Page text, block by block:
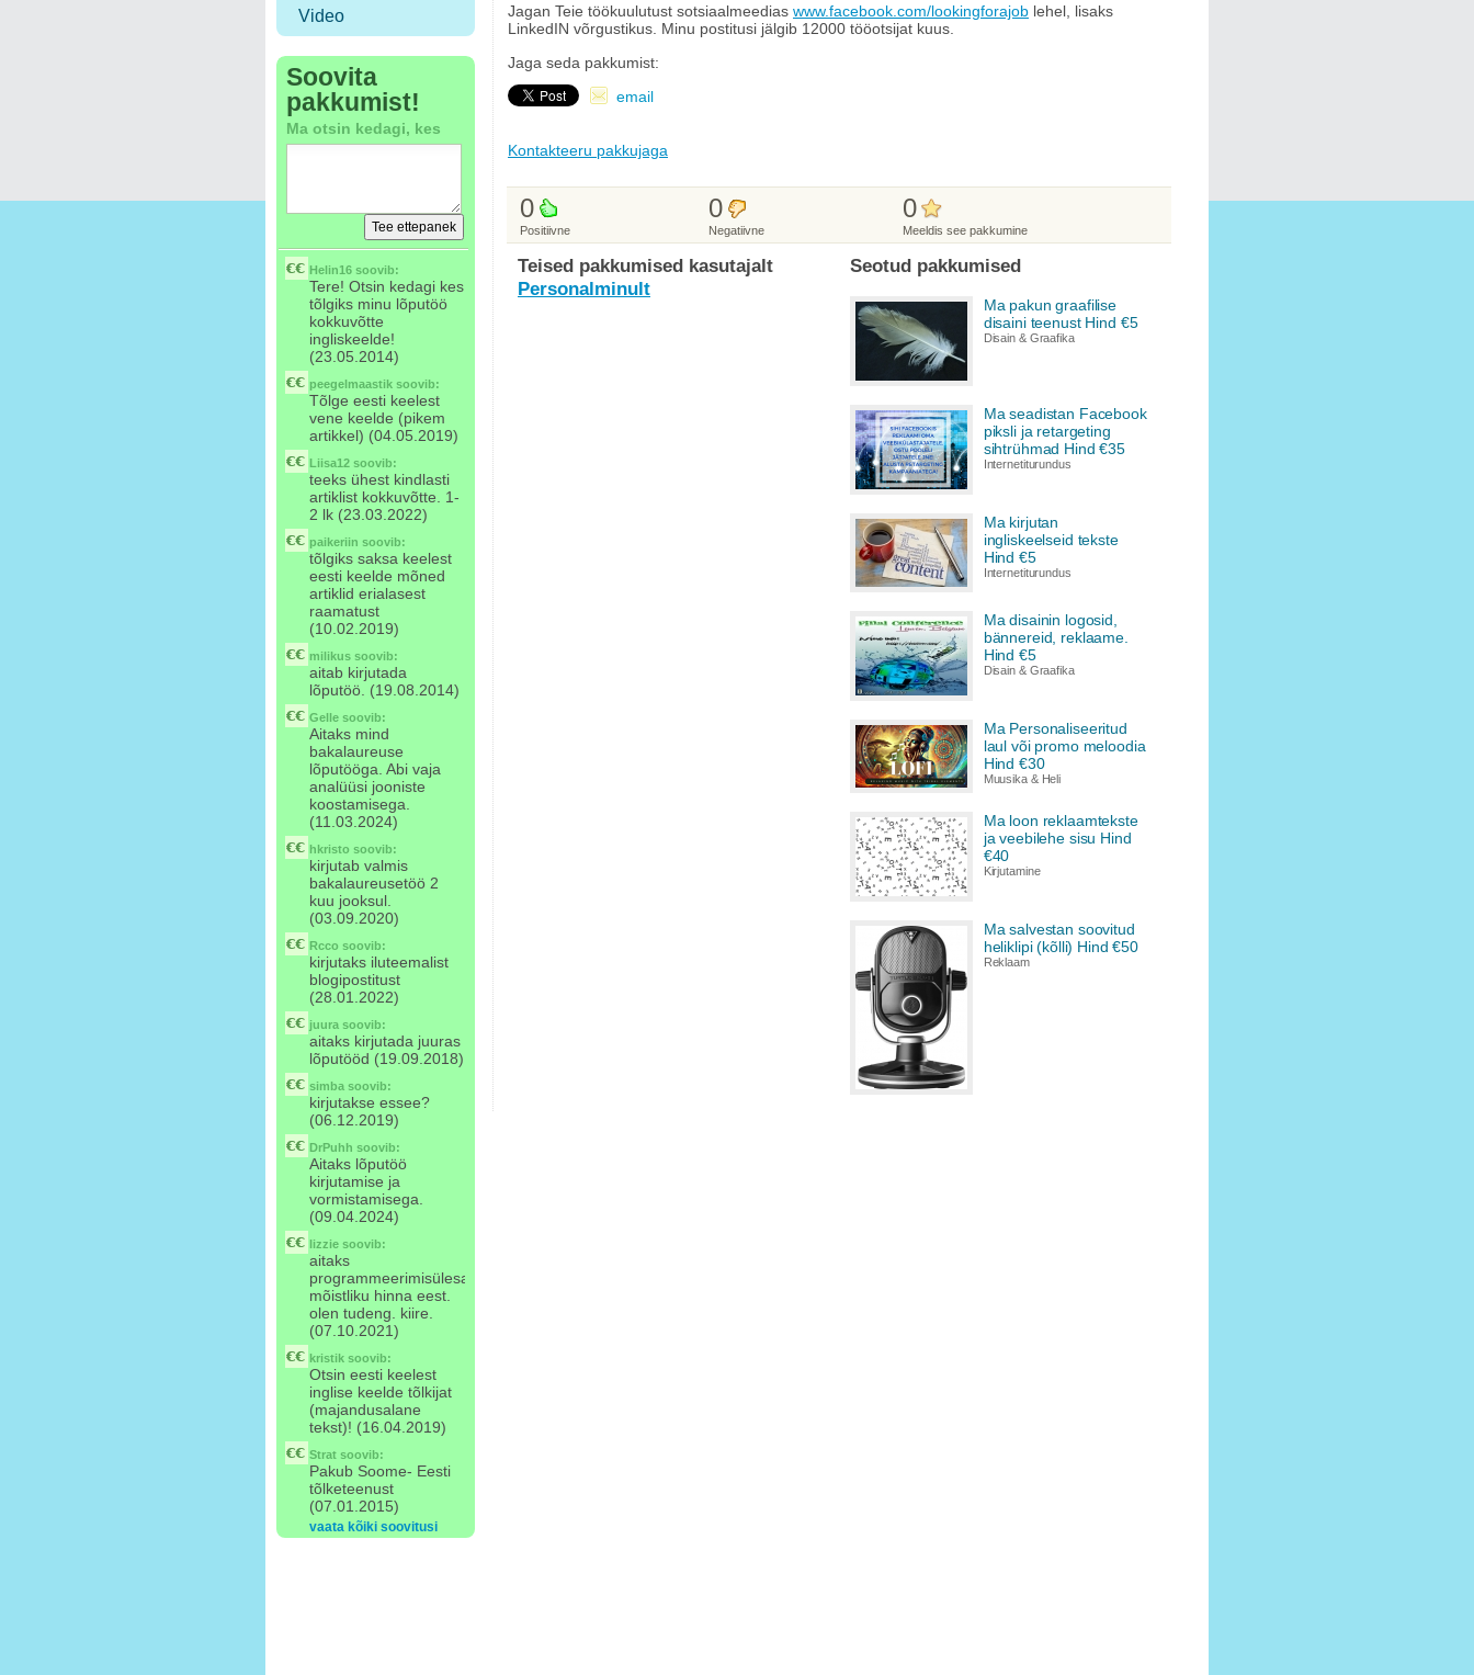
Video
Soovita
pakkumist!
Ma otsin kedagi, kes
Helin16 soovib:
Tere! Otsin kedagi kes
tõlgiks minu lõputöö
kokkuvõtte
ingliskeelde!
(23.05.2014)
peegelmaastik soovib:
Tõlge eesti keelest
vene keelde (pikem
artikkel) (04.05.2019)
Liisa12 soovib:
teeks ühest kindlasti
artiklist kokkuvõtte. 1-
2 lk (23.03.2022)
paikeriin soovib:
tõlgiks saksa keelest
eesti keelde mõned
artiklid erialasest
raamatust
(10.02.2019)
milikus soovib:
aitab kirjutada
lõputöö. (19.08.2014)
Gelle soovib:
Aitaks mind
bakalaureuse
lõputööga. Abi vaja
analüüsi jooniste
koostamisega.
(11.03.2024)
hkristo soovib:
kirjutab valmis
bakalaureusetöö 2
kuu jooksul.
(03.09.2020)
Rcco soovib:
kirjutaks iluteemalist
blogipostitust
(28.01.2022)
juura soovib:
aitaks kirjutada juuras
lõputööd (19.09.2018)
simba soovib:
kirjutakse essee?
(06.12.2019)
DrPuhh soovib:
Aitaks lõputöö
kirjutamise ja
vormistamisega.
(09.04.2024)
lizzie soovib:
aitaks
programmeerimisülesandega
mõistliku hinna eest.
olen tudeng. kiire.
(07.10.2021)
kristik soovib:
Otsin eesti keelest
inglise keelde tõlkijat
(majandusalane
tekst)! (16.04.2019)
Strat soovib:
Pakub Soome- Eesti
tõlketeenust
(07.01.2015)
vaata kõiki soovitusi
Jagan Teie töökuulutust sotsiaalmeedias www.facebook.com/lookingforajob lehel, lisaks
LinkedIN võrgustikus. Minu postitusi jälgib 12000 tööotsijat kuus.
Jaga seda pakkumist:
email
Kontakteeru pakkujaga
0
Positiivne
0
Negatiivne
0
Meeldis see pakkumine
Teised pakkumised kasutajalt
Personalminult
Seotud pakkumised
Ma pakun graafilise
disaini teenust Hind €5
Disain & Graafika
Ma seadistan Facebook
piksli ja retargeting
sihtrühmad Hind €35
Internetiturundus
Ma kirjutan
ingliskeelseid tekste
Hind €5
Internetiturundus
Ma disainin logosid,
bännereid, reklaame.
Hind €5
Disain & Graafika
Ma Personaliseeritud
laul või promo meloodia
Hind €30
Muusika & Heli
Ma loon reklaamtekste
ja veebilehe sisu Hind
€40
Kirjutamine
Ma salvestan soovitud
heliklipi (kõlli) Hind €50
Reklaam